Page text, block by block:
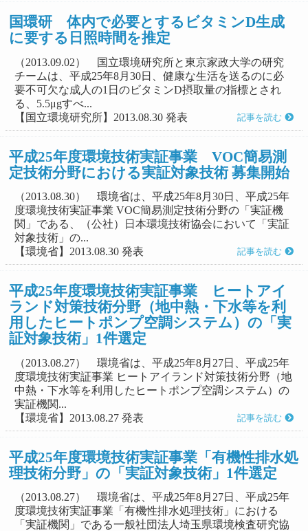
国環研 体内で必要とするビタミンD生成
に要する日照時間を推定
（2013.09.02） 国立環境研究所と東京家政大学の研究
チームは、平成25年8月30日、健康な生活を送るのに必
要不可欠な成人の1日のビタミンD摂取量の指標とされ
る、5.5μgすべ...
【国立環境研究所】2013.08.30 発表
記事を読む
平成25年度環境技術実証事業 VOC簡易測
定技術分野における実証対象技術 募集開始
（2013.08.30） 環境省は、平成25年8月30日、平成25年
度環境技術実証事業 VOC簡易測定技術分野の「実証機
関」である、（公社）日本環境技術協会において「実証
対象技術」の...
【環境省】2013.08.30 発表
記事を読む
平成25年度環境技術実証事業 ヒートアイ
ランド対策技術分野（地中熱・下水等を利
用したヒートポンプ空調システム）の「実
証対象技術」1件選定
（2013.08.27） 環境省は、平成25年8月27日、平成25年
度環境技術実証事業 ヒートアイランド対策技術分野（地
中熱・下水等を利用したヒートポンプ空調システム）の
実証機関...
【環境省】2013.08.27 発表
記事を読む
平成25年度環境技術実証事業「有機性排水処
理技術分野」の「実証対象技術」1件選定
（2013.08.27） 環境省は、平成25年8月27日、平成25年
度環境技術実証事業「有機性排水処理技術」における
「実証機関」である一般社団法人埼玉県環境検査研究協